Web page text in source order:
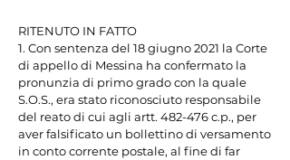
RITENUTO IN FATTO
1. Con sentenza del 18 giugno 2021 la Corte
di appello di Messina ha confermato la
pronunzia di primo grado con la quale
S.O.S., era stato riconosciuto responsabile
del reato di cui agli artt. 482-476 c.p., per
aver falsificato un bollettino di versamento
in conto corrente postale, al fine di far